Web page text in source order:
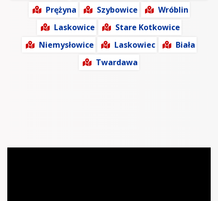
Prężyna
Szybowice
Wróblin
Laskowice
Stare Kotkowice
Niemysłowice
Laskowiec
Biała
Twardawa